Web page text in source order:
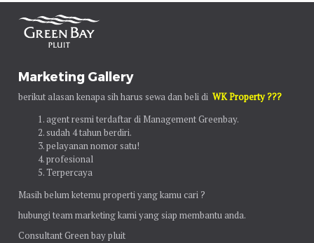
Marketing Gallery
berikut alasan kenapa sih harus sewa dan beli diWK Property ???
agent resmi terdaftar di Management Greenbay.
sudah 4 tahun berdiri.
pelayanan nomor satu!
profesional
Terpercaya
Masih belum ketemu properti yang kamu cari ?
hubungi team marketing kami yang siap membantu anda.
Consultant Green bay pluit